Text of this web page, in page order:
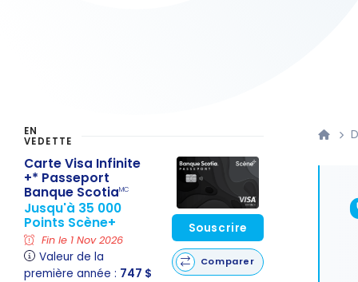
EN
VEDETTE
Carte Visa Infinite
+* Passeport
Banque ScotiaMC
Jusqu'à 35 000
Points Scène+
Fin le 1 Nov 2026
Valeur de la
première année : 747 $
Souscrire
Comparer